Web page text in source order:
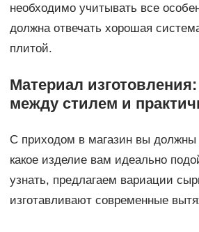
необходимо учитывать все
должна отвечать хорошая
плитой.
Материал
между стилем и
С приходом в магазин вы должны
какое изделие вам идеально
узнать, предлагаем вариации
изготавливают современные